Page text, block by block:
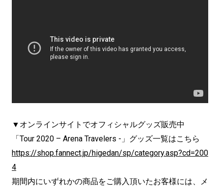
▼オンラインサイトでオフィシャルグッズ販売中
「Tour 2020 – Arena Travelers -」グッズ一覧はこちら
https://shop.fannect.jp/higedan/sp/category.asp?cd=200
4
期間内にいずれかの商品をご購入頂いたお客様には、メ